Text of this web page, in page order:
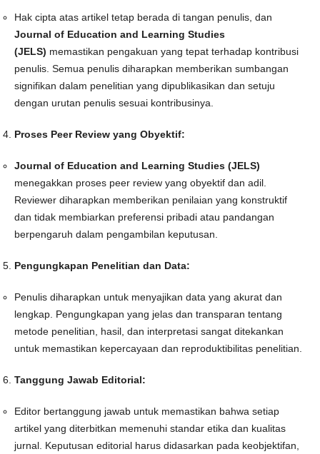
Hak cipta atas artikel tetap berada di tangan penulis, dan
Journal of Education and Learning Studies
(JELS) memastikan pengakuan yang tepat terhadap kontribusi
penulis. Semua penulis diharapkan memberikan sumbangan
signifikan dalam penelitian yang dipublikasikan dan setuju
dengan urutan penulis sesuai kontribusinya.
Proses Peer Review yang Obyektif:
Journal of Education and Learning Studies (JELS)
menegakkan proses peer review yang obyektif dan adil.
Reviewer diharapkan memberikan penilaian yang konstruktif
dan tidak membiarkan preferensi pribadi atau pandangan
berpengaruh dalam pengambilan keputusan.
Pengungkapan Penelitian dan Data:
Penulis diharapkan untuk menyajikan data yang akurat dan
lengkap. Pengungkapan yang jelas dan transparan tentang
metode penelitian, hasil, dan interpretasi sangat ditekankan
untuk memastikan kepercayaan dan reproduktibilitas penelitian.
Tanggung Jawab Editorial:
Editor bertanggung jawab untuk memastikan bahwa setiap
artikel yang diterbitkan memenuhi standar etika dan kualitas
jurnal. Keputusan editorial harus didasarkan pada keobjektifan,